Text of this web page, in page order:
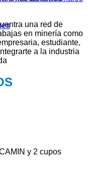
una red de
en minería como
estudiante,
a la industria
y 2 cupos